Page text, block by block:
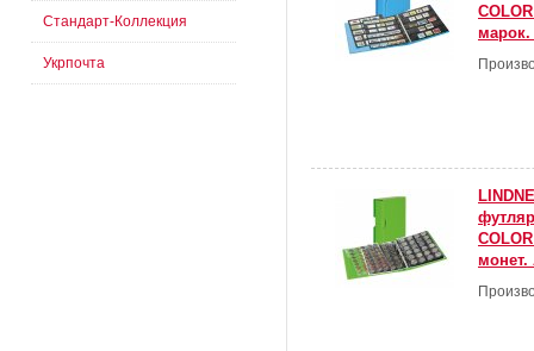
марок.
монет.
Стандарт-Коллекция
Укрпочта